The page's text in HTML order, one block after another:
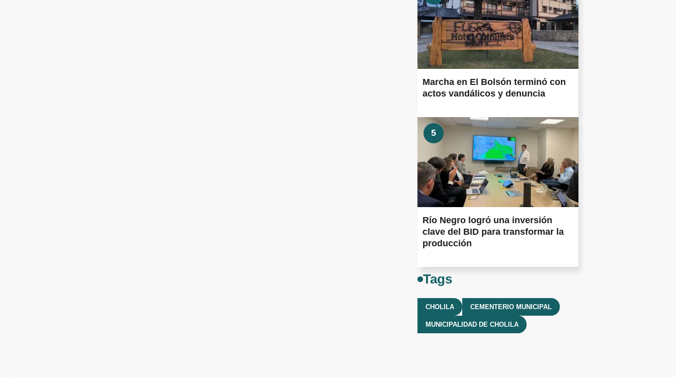
Marcha en El Bolsón terminó con
actos vandálicos y denuncia
5
Río Negro logró una inversión
clave del BID para transformar la
producción
Tags
CHOLILA CEMENTERIO MUNICIPAL
MUNICIPALIDAD DE CHOLILA